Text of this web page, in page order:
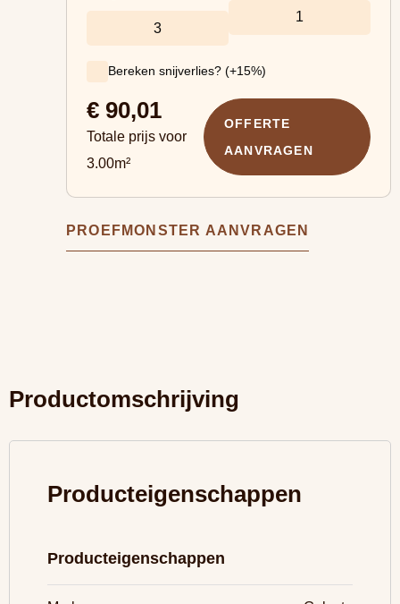
Bereken snijverlies? (+15%)
€ 90,01
Totale prijs voor
3.00m²
OFFERTE
AANVRAGEN
PROEFMONSTER AANVRAGEN
Productomschrijving
Producteigenschappen
Producteigenschappen